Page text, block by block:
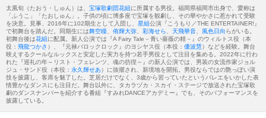
太凰旬（たおう・しゅん）は、 宝塚歌劇団花組に所属する男役。福岡県福岡市出身で、愛称は
「ふうこ」「たおしゅん」。子供の頃に博多座で宝塚を観劇し、その華やかさに惹かれて受験
を決意。見事、2016年に102期生として入団し、 星組公演『こうもり／THE ENTERTAINER!』
で初舞台を踏んだ。同期生には舞空瞳 侑輝大弥 彩海せら 天飛華音 風色日向らがいる。
初舞台後は花組に配属。新人公演では『A Fairy Tale－青い薔薇の精－』のウィルトス役（本
役： 飛龍つかさ ）、『元禄バロックロック』のヨシヤス役（本役： 優波慧）などを経験。舞台
映えするクールなルックスと安定した実力を持つ若手男役として注目を集める。2022年に行わ
れた『巡礼の年～リスト・フェレンツ、魂の彷徨～』の新人公演では、男装の女流作家ジョル
ジュ・サンド役（本役： 永久輝せあ）に抜擢され、新境地を開拓。男役ならではの艶っぽい演
技を披露し、客席を魅了した。芝居だけでなく、3歳から習っていたというバレエをいかした表
情豊かなダンスにも注目だ。舞台以外に、タカラヅカ・スカイ・ステージで放送された宝塚歌
劇のダンスナンバーを紹介する番組『すみれDANCEアカデミー』でも、そのパフォーマンスを
披露している。